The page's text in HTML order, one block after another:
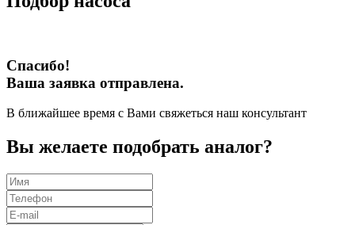
Спасибо!
Ваша заявка отправлена.
В ближайшее время с Вами свяжеться наш консультант
Вы желаете подобрать аналог?